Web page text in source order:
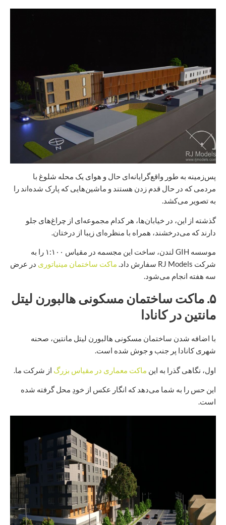
پس‌زمینه به طور واقع‌گرایانه‌ای حال و هوای یک محله شلوغ با
مردمی که در حال قدم زدن هستند و ماشین‌هایی که پارک شده‌اند را
به تصویر می‌کشد.
گذشته از این، در خیابان‌ها، هر کدام مجموعه‌ای از چراغ‌های جلو
دارند که می‌درخشند، همراه با منظره‌ای زیبا از درختان.
موسسه GIH لندن، ساخت این مجسمه در مقیاس ۱:۱۰۰ را به
شرکت RJ Models سفارش داد.
ماکت ساختمان مینیاتوری در عرض
سه هفته انجام می‌شود.
۵. ماکت ساختمان مسکونی هالبورن لیتل
مانتین در کانادا
با اضافه شدن ساختمان مسکونی هالبورن لیتل مانتین، صحنه
شهری کانادا پر جنب و جوش شده است.
اول، نگاهی گذرا به این ماکت معماری در مقیاس بزرگ از شرکت ما.
این حس را به شما می‌دهد که انگار عکس از خودِ محل گرفته شده
است.